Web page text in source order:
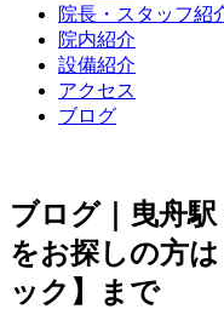
院長・スタッフ紹
院内紹介
設備紹介
アクセス
ブログ
ブログ｜曳舟
をお探しの方
ック】まで